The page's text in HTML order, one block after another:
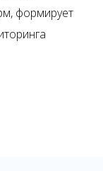
формирует